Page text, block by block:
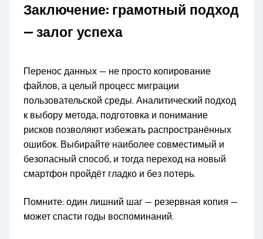
Заключение: грамотный подход
— залог успеха
Перенос данных — не просто копирование
файлов, а целый процесс миграции
пользовательской среды. Аналитический подход
к выбору метода, подготовка и понимание
рисков позволяют избежать распространённых
ошибок. Выбирайте наиболее совместимый и
безопасный способ, и тогда переход на новый
смартфон пройдёт гладко и без потерь.
Помните: один лишний шаг — резервная копия —
может спасти годы воспоминаний.